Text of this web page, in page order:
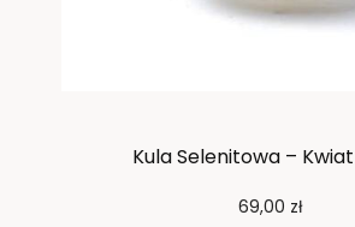
Kula Selenitowa –
69,00 zł